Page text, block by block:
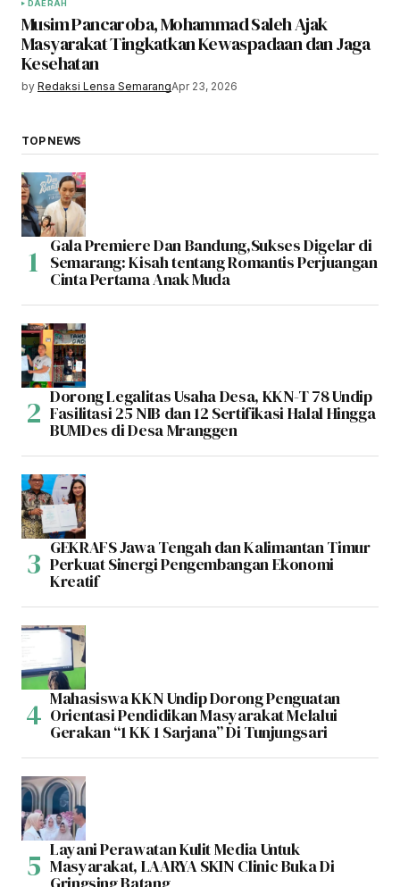
DAERAH
Musim Pancaroba, Mohammad Saleh Ajak
Masyarakat Tingkatkan Kewaspadaan dan Jaga
Kesehatan
by Redaksi Lensa SemarangApr 23, 2026
TOP NEWS
Gala Premiere Dan Bandung,Sukses Digelar di
Semarang: Kisah tentang Romantis Perjuangan
Cinta Pertama Anak Muda
Dorong Legalitas Usaha Desa, KKN-T 78 Undip
Fasilitasi 25 NIB dan 12 Sertifikasi Halal Hingga
BUMDes di Desa Mranggen
GEKRAFS Jawa Tengah dan Kalimantan Timur
Perkuat Sinergi Pengembangan Ekonomi
Kreatif
Mahasiswa KKN Undip Dorong Penguatan
Orientasi Pendidikan Masyarakat Melalui
Gerakan “1 KK 1 Sarjana” Di Tunjungsari
Layani Perawatan Kulit Media Untuk
Masyarakat, LAARYA SKIN Clinic Buka Di